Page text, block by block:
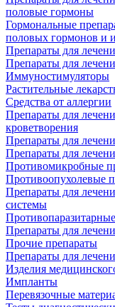
половые гормоны
Гормональные
половых гормонов и
Препараты для
Препараты для
Иммуностимуляторы
Растительные
Средства от аллергии
Препараты для
кроветворения
Препараты для
Препараты для
Противомикробные
Противоопухолевые
Препараты для
системы
Препараты для
Прочие препараты
Препараты для
Изделия
Импланты
Перевязочные